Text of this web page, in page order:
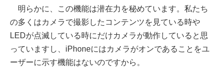
明らかに、この機能は潜在力を秘めています。私たち
の多くはカメラで撮影したコンテンツを見ている時や
LEDが点滅している時にだけカメラが動作していると思
っていますし、iPhoneにはカメラがオンであることをユ
ーザーに示す機能はないのですから。